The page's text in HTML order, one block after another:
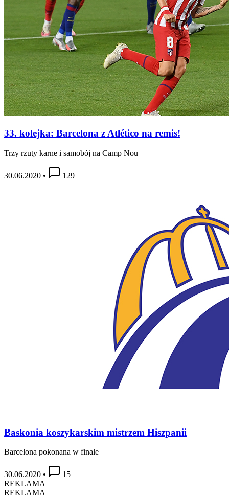
33. kolejka: Barcelona z Atlético na remis!
Trzy rzuty karne i samobój na Camp Nou
30.06.2020 • 129
Baskonia koszykarskim mistrzem Hiszpanii
Barcelona pokonana w finale
30.06.2020 •
15
REKLAMA
REKLAMA